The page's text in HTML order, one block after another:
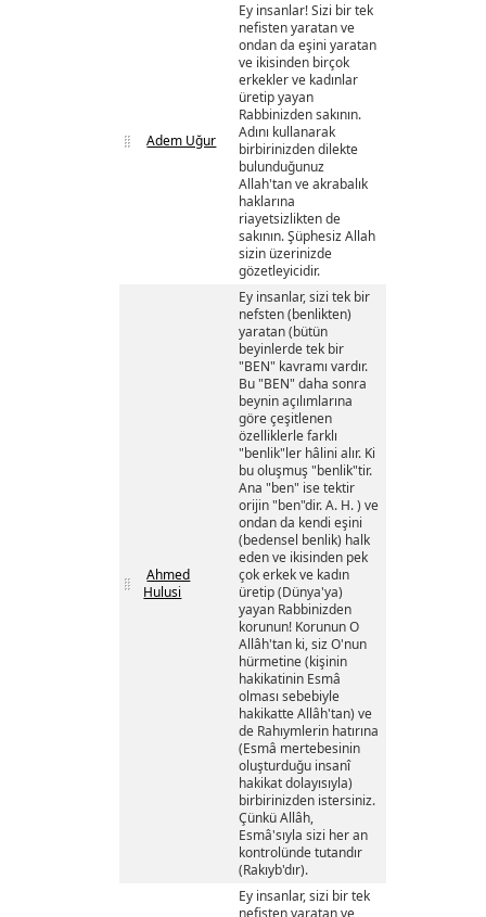
Adem Uğur
Ey insanlar! Sizi bir tek
nefisten yaratan ve
ondan da eşini yaratan
ve ikisinden birçok
erkekler ve kadınlar
üretip yayan
Rabbinizden sakının.
Adını kullanarak
birbirinizden dilekte
bulunduğunuz
Allah'tan ve akrabalık
haklarına
riayetsizlikten de
sakının. Şüphesiz Allah
sizin üzerinizde
gözetleyicidir.
Ahmed
Hulusi
Ey insanlar, sizi tek bir
nefsten (benlikten)
yaratan (bütün
beyinlerde tek bir
"BEN" kavramı vardır.
Bu "BEN" daha sonra
beynin açılımlarına
göre çeşitlenen
özelliklerle farklı
"benlik"ler hâlini alır. Ki
bu oluşmuş "benlik"tir.
Ana "ben" ise tektir
orijin "ben"dir. A. H. ) ve
ondan da kendi eşini
(bedensel benlik) halk
eden ve ikisinden pek
çok erkek ve kadın
üretip (Dünya'ya)
yayan Rabbinizden
korunun! Korunun O
Allâh'tan ki, siz O'nun
hürmetine (kişinin
hakikatinin Esmâ
olması sebebiyle
hakikatte Allâh'tan) ve
de Rahıymlerin hatırına
(Esmâ mertebesinin
oluşturduğu insanî
hakikat dolayısıyla)
birbirinizden istersiniz.
Çünkü Allâh,
Esmâ'sıyla sizi her an
kontrolünde tutandır
(Rakıyb'dır).
Ey insanlar, sizi bir tek